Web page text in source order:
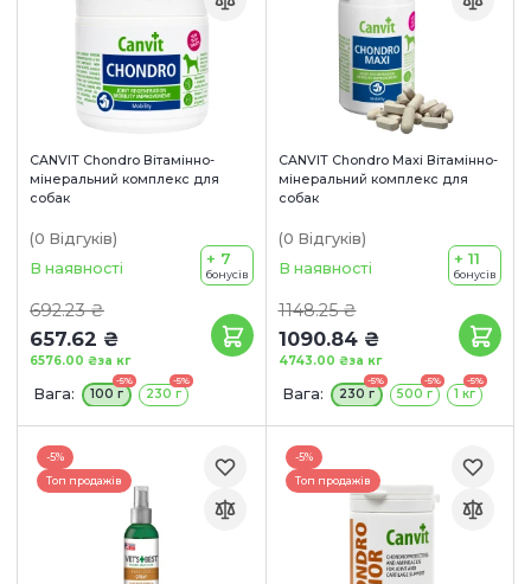
CANVIT Chondro Вітамінно-
мінеральний комплекс для
собак
(0 Відгуків)
В наявності
692.23 ₴
657.62 ₴
за кг
6576.00 ₴
+ 7
бонусів
Вага:
-5%
100 г
-5%
230 г
CANVIT Chondro Maxi Вітамінно-
мінеральний комплекс для
собак
(0 Відгуків)
В наявності
1148.25 ₴
1090.84 ₴
за кг
4743.00 ₴
+ 11
бонусів
Вага:
-5%
230 г
-5%
500 г
-5%
1 кг
-5%
Топ продажів
-5%
Топ продажів